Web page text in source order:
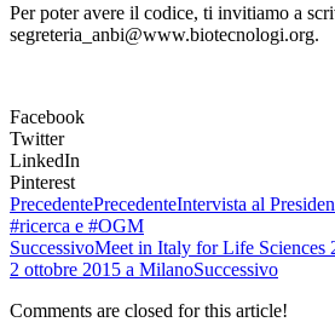
Per poter avere il codice, ti invitiamo a
segreteria_anbi@www.biotecnologi.org.
Facebook
Twitter
LinkedIn
Pinterest
PrecedentePrecedenteIntervista al
#ricerca e #OGM
SuccessivoMeet in Italy for Life Sciences
2 ottobre 2015 a MilanoSuccessivo
Comments are closed for this article!